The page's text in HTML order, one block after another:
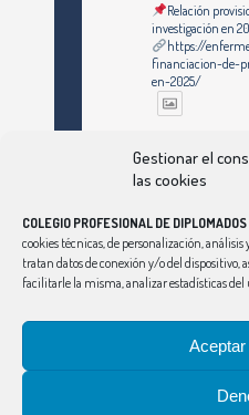
Gestionar el
las cookies
COLEGIO PROFESIONAL DE
cookies técnicas, de personalización,
tratan datos de conexión y/o del dispositivo,
facilitarle la misma, analizar estadísticas
Relación
investigación en
https://
financiacion-de-
en-2025/
Ver